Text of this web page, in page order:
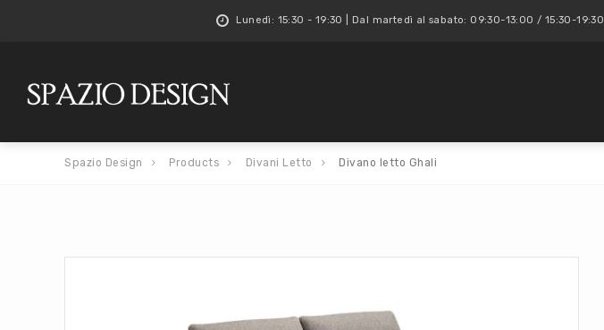
Lunedì: 15:30 - 19:30 | Dal martedì al sabato: 09:30-13:00 / 15:30-19:30
Spazio Design Products Divani Letto Divano letto Ghali